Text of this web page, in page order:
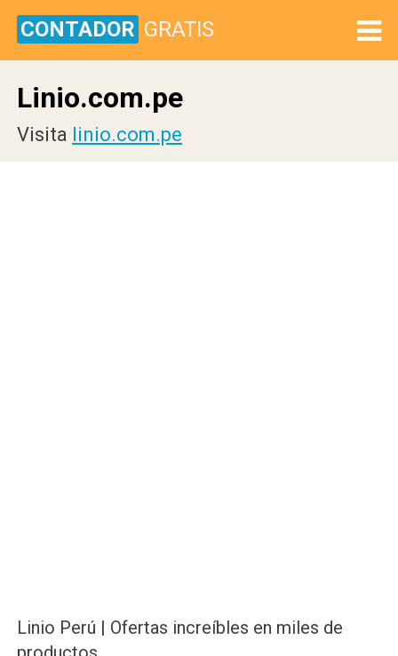
CONTADOR GRATIS
Linio.com.pe
Visita linio.com.pe
Linio Perú | Ofertas increíbles en miles de